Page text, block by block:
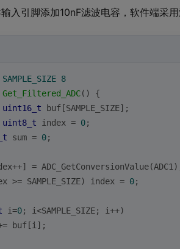
输入引脚添加10nF滤波电容，软件端采
SAMPLE_SIZE 8
Get_Filtered_ADC()
{
uint16_t buf[SAMPLE_SIZE];
uint8_t index = 0;
sum = 0;
=
>= SAMPLE_SIZE) index = 0;
i=0; i<SAMPLE_SIZE; i++)
buf[i];